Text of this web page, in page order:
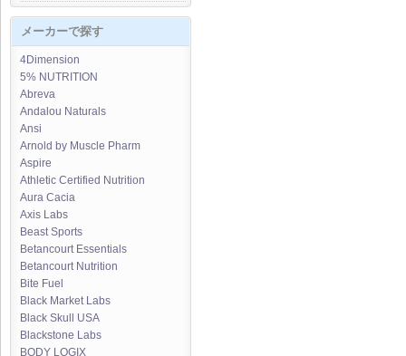
メーカーで探す
4Dimension
5% NUTRITION
Abreva
Andalou Naturals
Ansi
Arnold by Muscle Pharm
Aspire
Athletic Certified Nutrition
Aura Cacia
Axis Labs
Beast Sports
Betancourt Essentials
Betancourt Nutrition
Bite Fuel
Black Market Labs
Black Skull USA
Blackstone Labs
BODY LOGIX